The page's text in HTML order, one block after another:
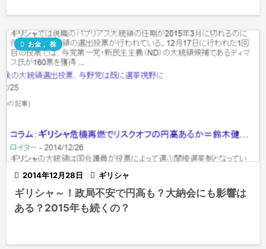
 2014年12月28日
 お金 株
 ギリシャ
ギリシャ～！政局不安で円高も？大納会にも影響は
ある？2015年も続くの？